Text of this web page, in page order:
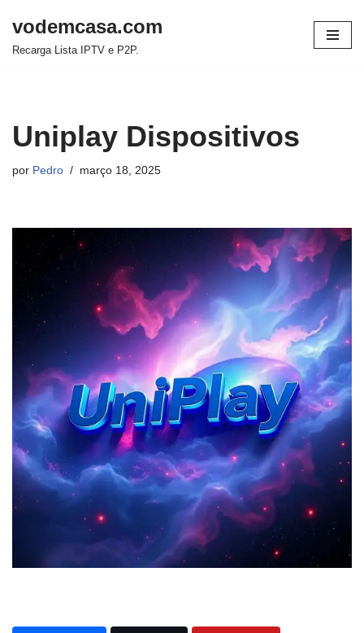
Pular
vodemcasa.com
Recarga Lista IPTV e P2P.
Uniplay Dispositivos
por Pedro março 18, 2025